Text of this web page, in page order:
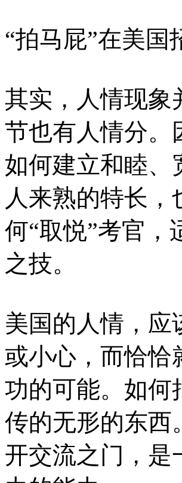
“拍马屁”在美国
其实，人情现象
节也有人情分。
如何建立和睦、
人来熟的特长
何“取悦”考官，
之技。
美国的人情，应
或小心，而恰恰
功的可能。如何
传的无形的东西
开交流之门，是